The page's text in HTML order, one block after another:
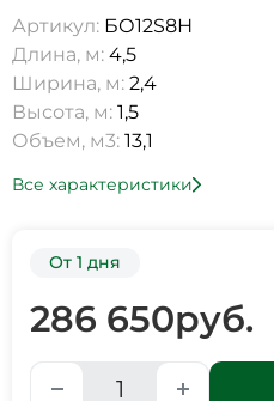
Артикул: БО12S8Н
Длина, м: 4,5
Ширина, м: 2,4
Высота, м: 1,5
Объем, м3: 13,1
Все характеристики
От 1 дня
286 650руб.